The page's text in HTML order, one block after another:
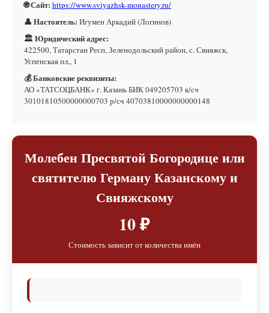
🌐 Сайт: https://www.sviyazhsk-monastery.ru/
👤 Настоятель: Игумен Аркадий (Логинов)
🏛 Юридический адрес:
422500, Татарстан Респ, Зеленодольский район, с. Свияжск,
Успенская пл., 1
💰 Банковские реквизиты:
АО «ТАТСОЦБАНК» г. Казань БИК 049205703 к/сч
30101810500000000703 р/сч 40703810000000000148
Молебен Пресвятой Богородице или
святителю Герману Казанскому и
Свияжскому
10 ₽
Стоимость зависит от количества имён